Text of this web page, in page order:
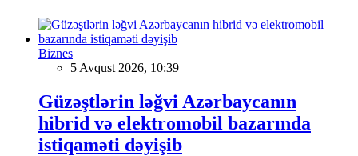
Biznes
5 Avqust 2026, 10:39
Güzəştlərin ləğvi Azərbaycanın
hibrid və elektromobil bazarında
istiqaməti dəyişib